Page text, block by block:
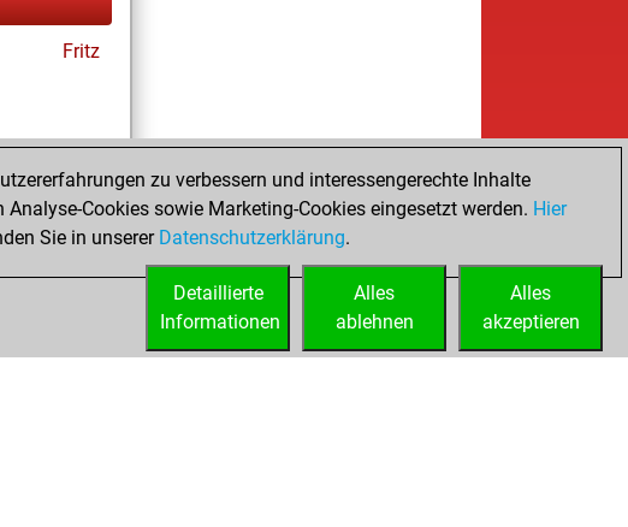
Fritz
Fritz
zu verbessern und interessengerechte Inhalte
Cookies sowie Marketing-Cookies eingesetzt werden. Hier
Sie in unserer Datenschutzerklärung.
Alles
akzeptieren
Alles
ablehnen
Detaillierte
Informationen